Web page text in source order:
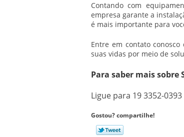
Contando com
empresa garante a
é mais importante para
Entre em contato
suas vidas por meio de
Para saber mais
Ligue para 19 3352-0393
Gostou? compartilhe!